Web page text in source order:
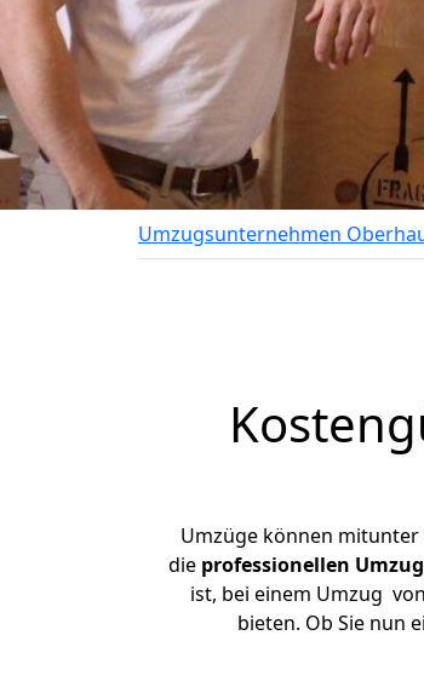
Umzugsunternehmen
Umzüge können mitunter
die professionellen
ist, bei einem Umzug
bieten. Ob Sie nun